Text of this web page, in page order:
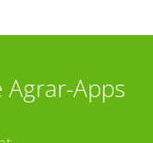
Agrar-Apps